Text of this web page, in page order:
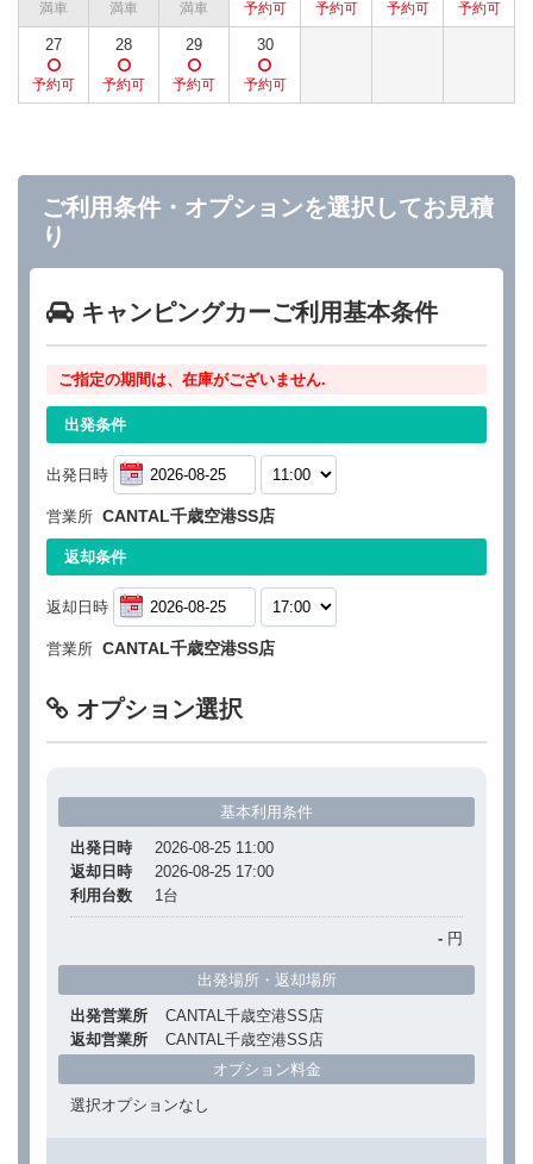
27 28 29 30
ご利用条件・オプションを選択してお見積
り
キャンピングカーご利用基本条件
ご指定の期間は、在庫がございません.
出発条件
出発日時
営業所 CANTAL千歳空港SS店
返却条件
返却日時
営業所 CANTAL千歳空港SS店
オプション選択
基本利用条件
出発日時
2026-08-25 11:00
返却日時
2026-08-25 17:00
利用台数
1台
- 円
出発場所・返却場所
出発営業所
CANTAL千歳空港SS店
返却営業所
CANTAL千歳空港SS店
オプション料金
選択オプションなし